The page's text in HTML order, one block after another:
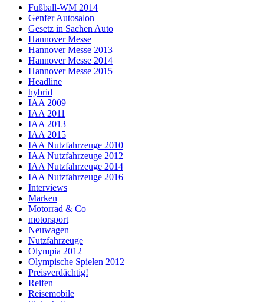
Fußball-WM 2014
Genfer Autosalon
Gesetz in Sachen Auto
Hannover Messe
Hannover Messe 2013
Hannover Messe 2014
Hannover Messe 2015
Headline
hybrid
IAA 2009
IAA 2011
IAA 2013
IAA 2015
IAA Nutzfahrzeuge 2010
IAA Nutzfahrzeuge 2012
IAA Nutzfahrzeuge 2014
IAA Nutzfahrzeuge 2016
Interviews
Marken
Motorrad & Co
motorsport
Neuwagen
Nutzfahrzeuge
Olympia 2012
Olympische Spielen 2012
Preisverdächtig!
Reifen
Reisemobile